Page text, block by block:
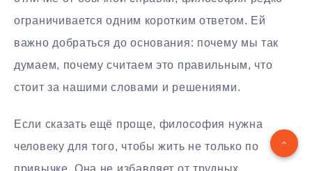
ограничивается одним коротким ответом. Ей
важно добраться до основания: почему мы так
думаем, почему считаем это правильным, что
стоит за нашими словами и решениями.
Если сказать ещё проще, философия нужна
человеку для того, чтобы жить не только по
привычке. Она не избавляет от трудных